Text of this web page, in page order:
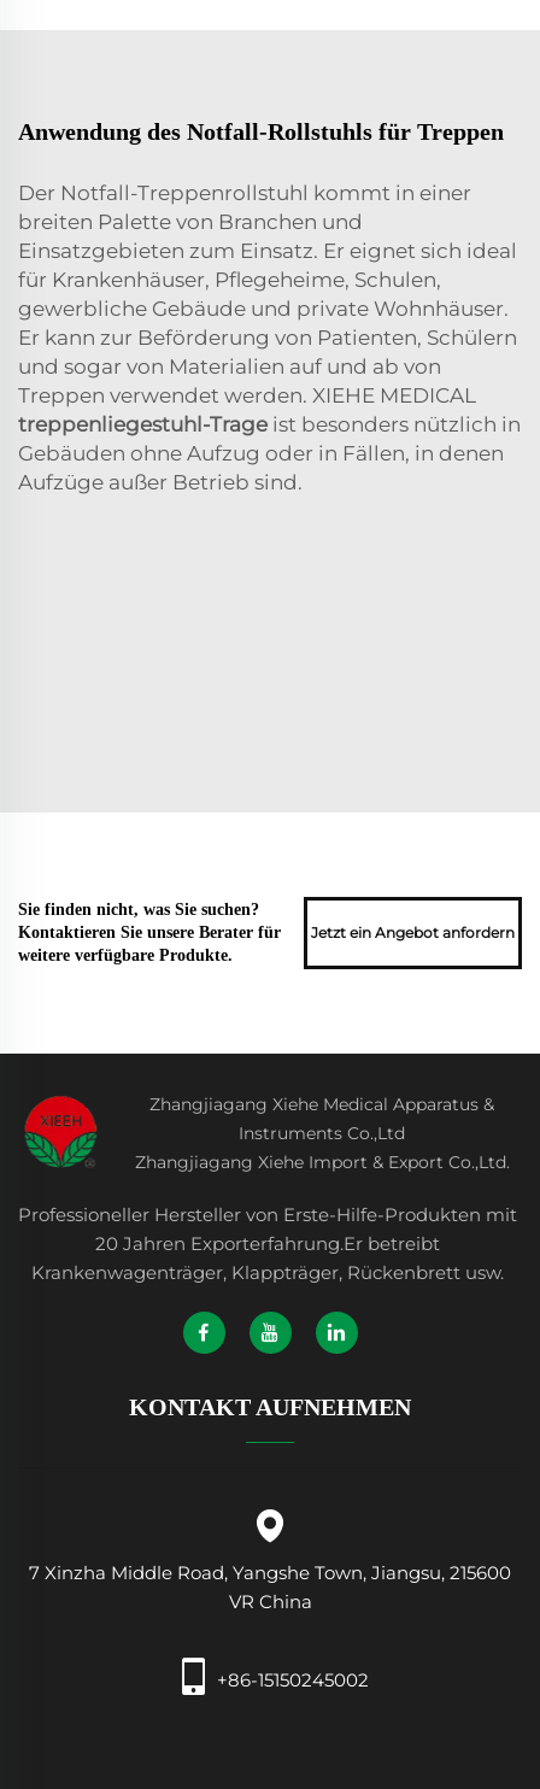
Anwendung des Notfall-Rollstuhls für Treppen
Der Notfall-Treppenrollstuhl kommt in einer
breiten Palette von Branchen und
Einsatzgebieten zum Einsatz. Er eignet sich ideal
für Krankenhäuser, Pflegeheime, Schulen,
gewerbliche Gebäude und private Wohnhäuser.
Er kann zur Beförderung von Patienten, Schülern
und sogar von Materialien auf und ab von
Treppen verwendet werden. XIEHE MEDICAL
treppenliegestuhl-Trage ist besonders nützlich in
Gebäuden ohne Aufzug oder in Fällen, in denen
Aufzüge außer Betrieb sind.
Sie finden nicht, was Sie suchen?
Kontaktieren Sie unsere Berater für
weitere verfügbare Produkte.
Jetzt ein Angebot anfordern
Zhangjiagang Xiehe Medical Apparatus &
Instruments Co.,Ltd
Zhangjiagang Xiehe Import & Export Co.,Ltd.
Professioneller Hersteller von Erste-Hilfe-Produkten mit
20 Jahren Exporterfahrung.Er betreibt
Krankenwagenträger, Klappträger, Rückenbrett usw.
KONTAKT AUFNEHMEN
7 Xinzha Middle Road, Yangshe Town, Jiangsu, 215600
VR China
+86-15150245002